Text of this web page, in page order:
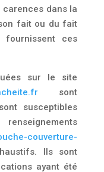
dans la
fait ou du fait
ces
sur le site
sont
susceptibles
couverture-
Ils sont
ayant été